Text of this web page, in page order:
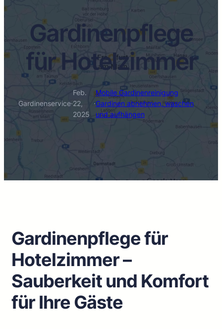
Gardinenpflege
für Hotelzimmer
Gardinenservice·
Feb.
22,
2025
·
Mobile Gardinenreinigung
Gardinen abnehmen, waschen
und aufhängen
Gardinenpflege für
Hotelzimmer –
Sauberkeit und Komfort
für Ihre Gäste